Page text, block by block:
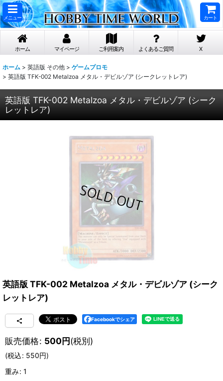
メニュー カート
ホーム マイページ ご利用案内 よくあるご質問 X
ホーム > 英語版 その他 > ゲームプロモ
> 英語版 TFK-002 Metalzoa メタル・デビルゾア (シークレットレア)
英語版 TFK-002 Metalzoa メタル・デビルゾア (シーク
レットレア)
英語版 TFK-002 Metalzoa メタル・デビルゾア (シーク
レットレア)
Facebookでシェア
販売価格: 500円(税別)
(税込: 550円)
重み: 1